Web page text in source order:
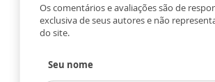
Os comentários e avaliações são de
exclusiva de seus autores e não
do site.
Seu nome